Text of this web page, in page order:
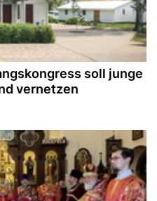
soll junge
vernetzen